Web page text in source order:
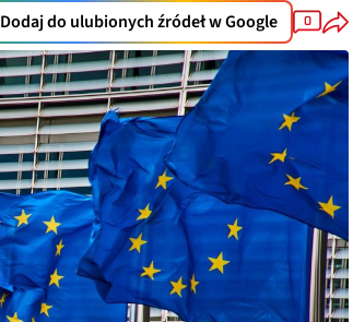
Dodaj do ulubionych źródeł w Google 0